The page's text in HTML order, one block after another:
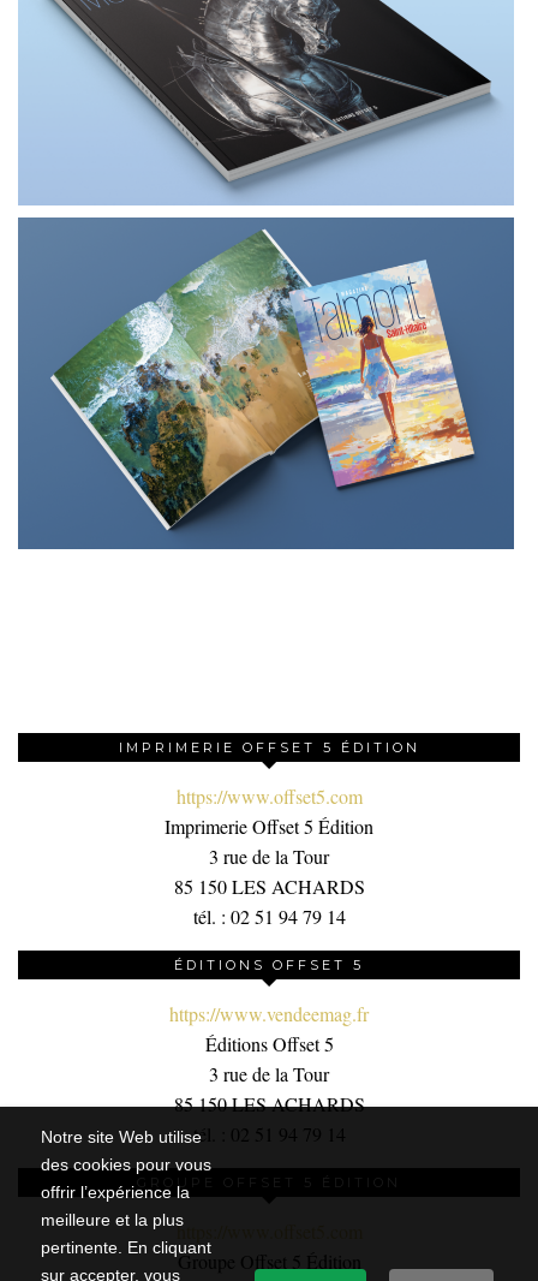
Notre site Web utilise
des cookies pour vous
offrir l’expérience la
meilleure et la plus
pertinente. En cliquant
sur accepter, vous
IMPRIMERIE OFFSET 5 ÉDITION
https://www.offset5.com
Imprimerie Offset 5 Édition
3 rue de la Tour
85 150 LES ACHARDS
tél. : 02 51 94 79 14
ÉDITIONS OFFSET 5
https://www.vendeemag.fr
Éditions Offset 5
3 rue de la Tour
85 150 LES ACHARDS
tél. : 02 51 94 79 14
GROUPE OFFSET 5 ÉDITION
https://www.offset5.com
Groupe Offset 5 Édition